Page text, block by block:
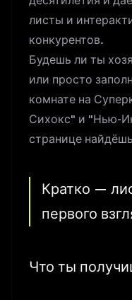
листы и
конкурентов.
Будешь ли ты
или просто
комнате на
Сихокс" и "Нью-
странице
Кратко —
первого
Что ты